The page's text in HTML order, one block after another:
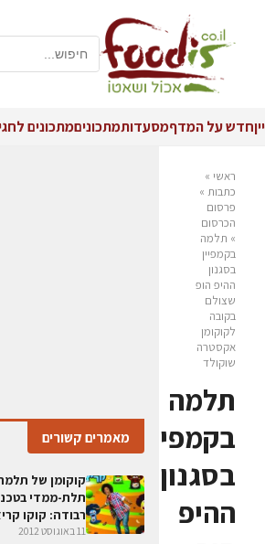
ייןחדש על המדףמסעדותמתכוניםמתכונים
ראשי »
כתבות »
פרסום
הכרסום
» תלמה
בקמפיין
בסגנון
ההיפ הופ
שצולם
בקובה
לקוקומן
אקסטרה
שוקולד
תלמה
בקמפיין
בסגנון
ההיפ
מאמרים קשורים
קוקומן של
תלת-ממדי
רבודה: קוקו
11 באוגוסט 2012